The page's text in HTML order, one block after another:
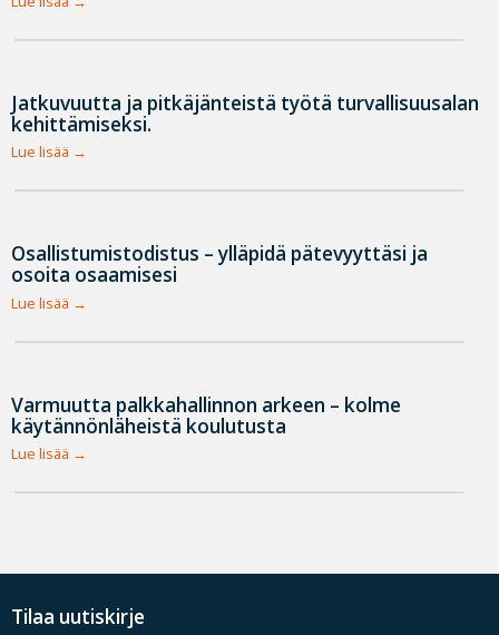
Jatkuvuutta ja pitkäjänteistä työtä turvallisuusalan
kehittämiseksi.
Lue lisää
Osallistumistodistus – ylläpidä pätevyyttäsi ja
osoita osaamisesi
Lue lisää
Varmuutta palkkahallinnon arkeen – kolme
käytännönläheistä koulutusta
Lue lisää
Tilaa uutiskirje